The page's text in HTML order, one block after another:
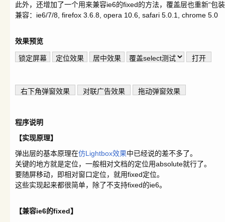
此外，还增加了一个用来兼容ie6的fixed的方法，覆盖层也重新“包
兼容：ie6/7/8, firefox 3.6.8, opera 10.6, safari 5.0.1, chrome 5.0
效果预览
程序说明
【实现原理】
弹出层的基本原理在仿Lightbox效果中已经说的差不多了。
关键的地方就是定位，一般相对文档的定位用absolute就行了。
要随屏移动，即相对窗口定位，就用fixed定位。
这些实现起来都很简单，除了不支持fixed的ie6。
【兼容ie6的fixed】